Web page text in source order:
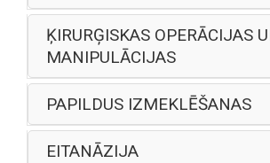
ĶIRURĢISKAS OPERĀCIJAS
MANIPULĀCIJAS
PAPILDUS IZMEKLĒŠANAS
EITANĀZIJA